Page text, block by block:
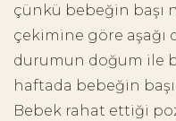
çünkü bebeğin başı
çekimine göre aşağı
durumun doğum ile
haftada bebeğin
Bebek rahat ettiği